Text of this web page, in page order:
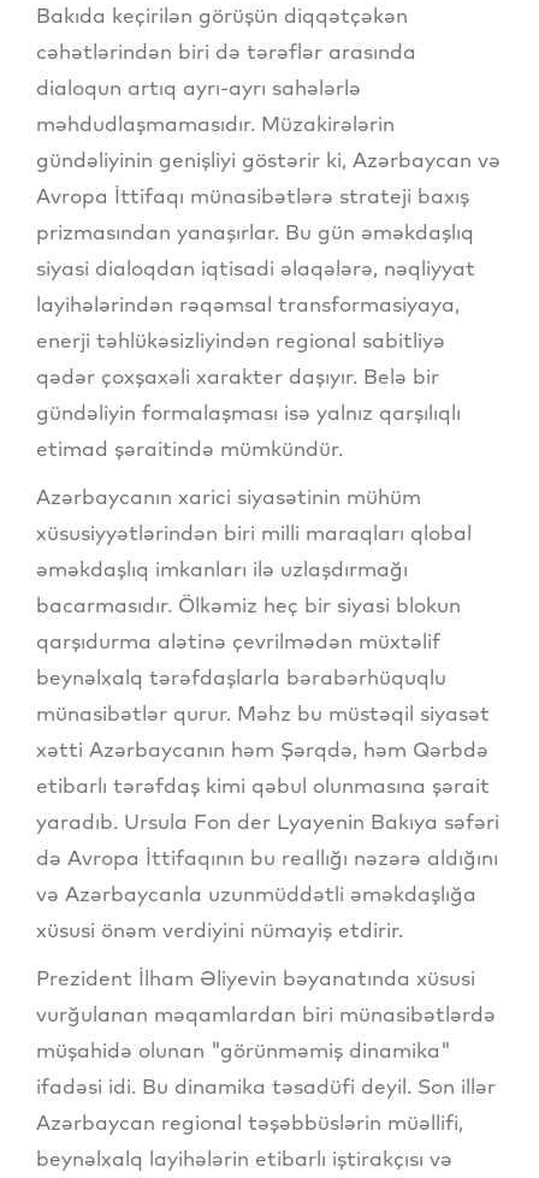
Bakıda keçirilən görüşün diqqətçəkən
cəhətlərindən biri də tərəflər arasında
dialoqun artıq ayrı-ayrı sahələrlə
məhdudlaşmamasıdır. Müzakirələrin
gündəliyinin genişliyi göstərir ki, Azərbaycan və
Avropa İttifaqı münasibətlərə strateji baxış
prizmasından yanaşırlar. Bu gün əməkdaşlıq
siyasi dialoqdan iqtisadi əlaqələrə, nəqliyyat
layihələrindən rəqəmsal transformasiyaya,
enerji təhlükəsizliyindən regional sabitliyə
qədər çoxşaxəli xarakter daşıyır. Belə bir
gündəliyin formalaşması isə yalnız qarşılıqlı
etimad şəraitində mümkündür.
Azərbaycanın xarici siyasətinin mühüm
xüsusiyyətlərindən biri milli maraqları qlobal
əməkdaşlıq imkanları ilə uzlaşdırmağı
bacarmasıdır. Ölkəmiz heç bir siyasi blokun
qarşıdurma alətinə çevrilmədən müxtəlif
beynəlxalq tərəfdaşlarla bərabərhüquqlu
münasibətlər qurur. Məhz bu müstəqil siyasət
xətti Azərbaycanın həm Şərqdə, həm Qərbdə
etibarlı tərəfdaş kimi qəbul olunmasına şərait
yaradıb. Ursula Fon der Lyayenin Bakıya səfəri
də Avropa İttifaqının bu reallığı nəzərə aldığını
və Azərbaycanla uzunmüddətli əməkdaşlığa
xüsusi önəm verdiyini nümayiş etdirir.
Prezident İlham Əliyevin bəyanatında xüsusi
vurğulanan məqamlardan biri münasibətlərdə
müşahidə olunan "görünməmiş dinamika"
ifadəsi idi. Bu dinamika təsadüfi deyil. Son illər
Azərbaycan regional təşəbbüslərin müəllifi,
beynəlxalq layihələrin etibarlı iştirakçısı və